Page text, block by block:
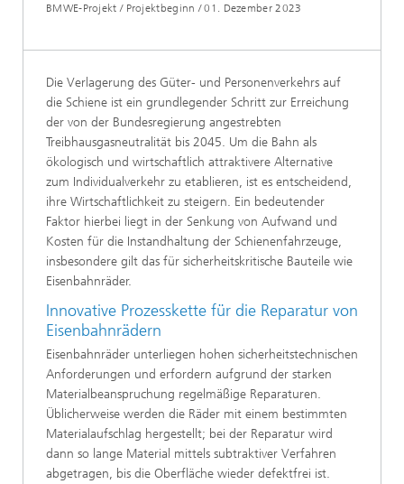
BMWE-Projekt / Projektbeginn / 01. Dezember 2023
Die Verlagerung des Güter- und Personenverkehrs auf
die Schiene ist ein grundlegender Schritt zur Erreichung
der von der Bundesregierung angestrebten
Treibhausgasneutralität bis 2045. Um die Bahn als
ökologisch und wirtschaftlich attraktivere Alternative
zum Individualverkehr zu etablieren, ist es entscheidend,
ihre Wirtschaftlichkeit zu steigern. Ein bedeutender
Faktor hierbei liegt in der Senkung von Aufwand und
Kosten für die Instandhaltung der Schienenfahrzeuge,
insbesondere gilt das für sicherheitskritische Bauteile wie
Eisenbahnräder.
Innovative Prozesskette für die Reparatur von
Eisenbahnrädern
Eisenbahnräder unterliegen hohen sicherheitstechnischen
Anforderungen und erfordern aufgrund der starken
Materialbeanspruchung regelmäßige Reparaturen.
Üblicherweise werden die Räder mit einem bestimmten
Materialaufschlag hergestellt; bei der Reparatur wird
dann so lange Material mittels subtraktiver Verfahren
abgetragen, bis die Oberfläche wieder defektfrei ist.